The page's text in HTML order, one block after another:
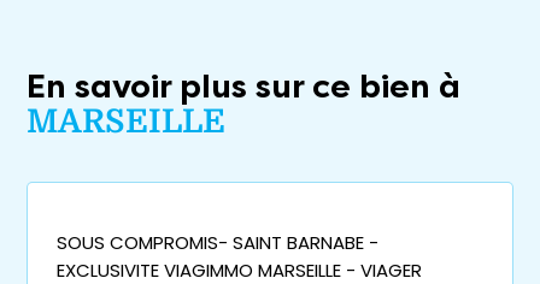
En savoir plus sur ce bien à
MARSEILLE
SOUS COMPROMIS- SAINT BARNABE -
EXCLUSIVITE VIAGIMMO MARSEILLE - VIAGER